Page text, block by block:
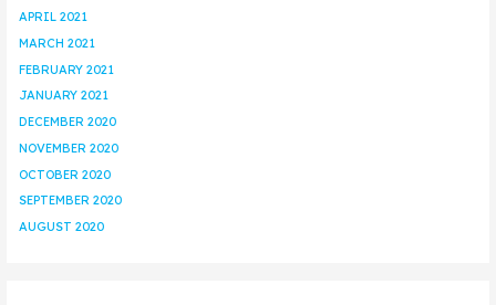
APRIL 2021
MARCH 2021
FEBRUARY 2021
JANUARY 2021
DECEMBER 2020
NOVEMBER 2020
OCTOBER 2020
SEPTEMBER 2020
AUGUST 2020